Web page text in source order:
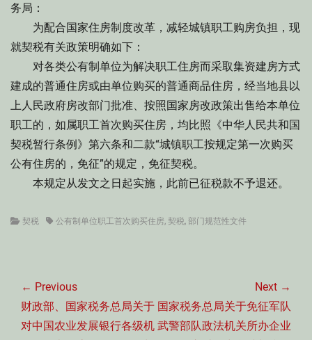
务局：
为配合国家住房制度改革，减轻城镇职工购房负担，现
就契税有关政策明确如下：
对各类公有制单位为解决职工住房而采取集资建房方式
建成的普通住房或由单位购买的普通商品住房，经当地县以
上人民政府房改部门批准、按照国家房改政策出售给本单位
职工的，如属职工首次购买住房，均比照《中华人民共和国
契税暂行条例》第六条和二款“城镇职工按规定第一次购买
公有住房的，免征”的规定，免征契税。
本规定从发文之日起实施，此前已征税款不予退还。
Categories
契税 Tags公有制单位职工首次购买住房, 契税, 部门规范性文件
章
导
航
← Previous
Previous
post:
财政部、国家税务总局关于
对中国农业发展银行各级机
Next →
Next
post:
国家税务总局关于免征军队
武警部队政法机关所办企业